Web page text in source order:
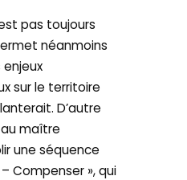
pas toujours
néanmoins
sur le territoire
D’autre
maître
une séquence
Compenser », qui